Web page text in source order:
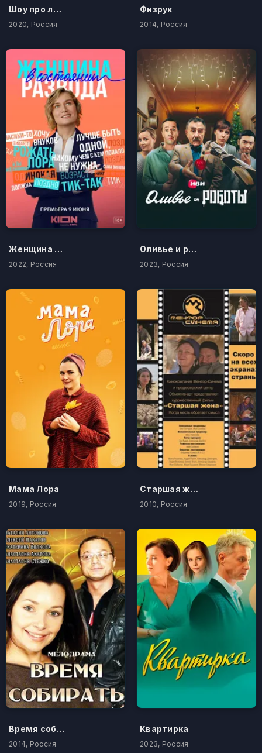
Шоу про любовь
2020, Россия
Физрук
2014, Россия
Женщина в состоянии развода
2022, Россия
Оливье и роботы
2023, Россия
Мама Лора
2019, Россия
Старшая жена
2010, Россия
Время собирать
2014, Россия
Квартирка
2023, Россия